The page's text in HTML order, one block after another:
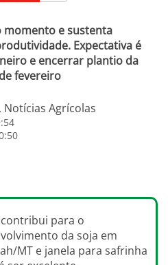
momento e sustenta
Expectativa é
e encerrar plantio da
fevereiro
Agrícolas
para o
da soja em
MT e janela para safrinha